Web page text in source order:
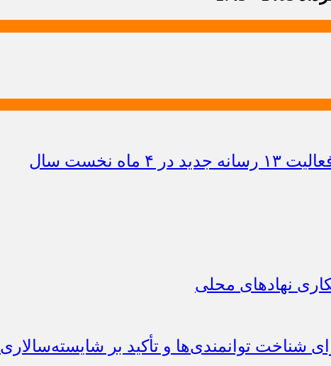
نهادهای محلی
شناخت توانمندی‌ها و تأکید بر شایسته‌سالاری